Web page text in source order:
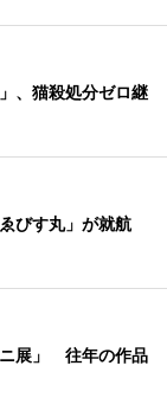
、猫殺処分ゼロ継
びす丸」が就航
展」 往年の作品